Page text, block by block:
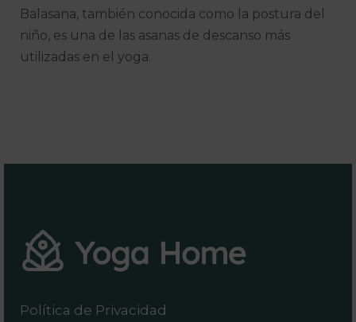
Balasana, también conocida como la postura del
niño, es una de las asanas de descanso más
utilizadas en el yoga.
Política de Privacidad